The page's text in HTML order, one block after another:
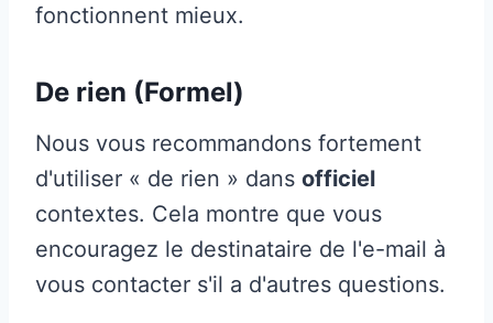
fonctionnent mieux.
De rien (Formel)
Nous vous recommandons fortement
d'utiliser « de rien » dans officiel
contextes. Cela montre que vous
encouragez le destinataire de l'e-mail à
vous contacter s'il a d'autres questions.